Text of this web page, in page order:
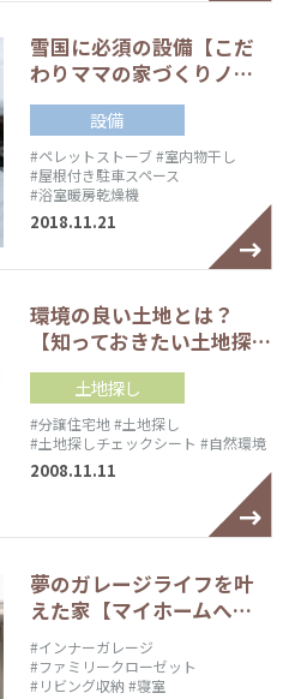
雪国に必須の設備【こだ
わりママの家づくりノ…
設備
#ペレットストーブ#室内物干し
#屋根付き駐車スペース
#浴室暖房乾燥機
2018.11.21
環境の良い土地とは？
【知っておきたい土地探…
土地探し
#分譲住宅地#土地探し
#土地探しチェックシート #自然環境
2008.11.11
夢のガレージライフを叶
えた家【マイホームへ…
#インナーガレージ
#ファミリークローゼット
#リビング収納 #寝室